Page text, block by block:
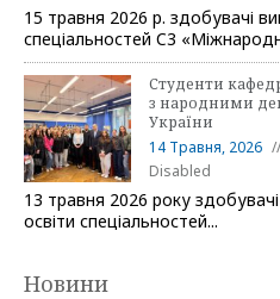
15 травня 2026 р. здобувачі
спеціальностей C3
Студенти
з народними
України
14 Травня, 2026
Disabled
13 травня 2026 року
освіти спеціальностей...
Новини